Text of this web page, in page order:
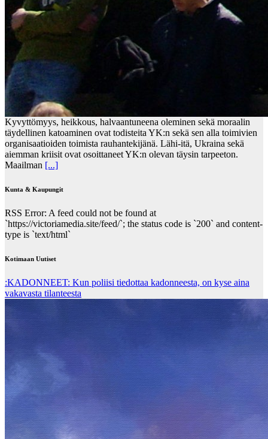
Kyvyttömyys, heikkous, halvaantuneena oleminen sekä moraalin
täydellinen katoaminen ovat todisteita YK:n sekä sen alla toimivien
organisaatioiden toimista rauhantekijänä. Lähi-itä, Ukraina sekä
aiemman kriisit ovat osoittaneet YK:n olevan täysin tarpeeton.
Maailman [...]
Kunta & Kaupungit
RSS Error: A feed could not be found at
`https://victoriamedia.site/feed/`; the status code is `200` and content-
type is `text/html`
Kotimaan Uutiset
:KADONNEET: Kun poliisi tiedottaa kadonneesta, on kyse aina
vakavasta tilanteesta